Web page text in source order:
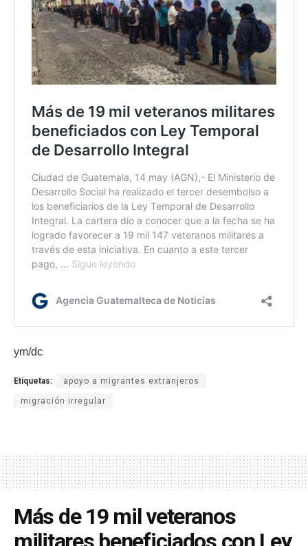
ym/dc
Etiquetas: apoyo a migrantes extranjeros
migración irregular
Más de 19 mil veteranos